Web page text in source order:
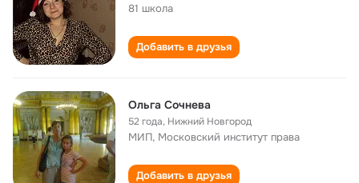
81 школа
Добавить в друзья
Ольга Сочнева
52 года, Нижний Новгород
МИП, Московский институт права
Добавить в друзья